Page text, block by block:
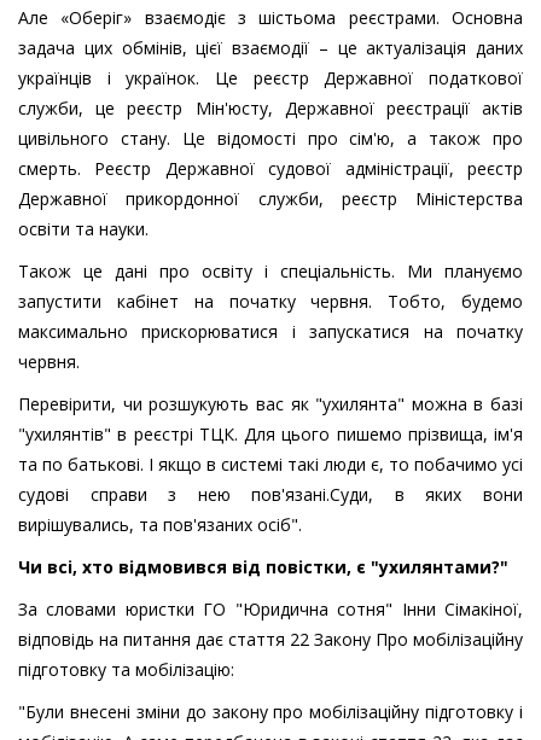
Але «Оберіг» взаємодіє з шістьома реєстрами. Основна
задача цих обмінів, цієї взаємодії – це актуалізація даних
українців і українок. Це реєстр Державної податкової
служби, це реєстр Мін'юсту, Державної реєстрації актів
цивільного стану. Це відомості про сім'ю, а також про
смерть. Реєстр Державної судової адміністрації, реєстр
Державної прикордонної служби, реєстр Міністерства
освіти та науки.
Також це дані про освіту і спеціальність. Ми плануємо
запустити кабінет на початку червня. Тобто, будемо
максимально прискорюватися і запускатися на початку
червня.
Перевірити, чи розшукують вас як "ухилянта" можна в базі
"ухилянтів" в реєстрі ТЦК. Для цього пишемо прізвища, ім'я
та по батькові. І якщо в системі такі люди є, то побачимо усі
судові справи з нею пов'язані.Суди, в яких вони
вирішувались, та пов'язаних осіб".
Чи всі, хто відмовився від повістки, є "ухилянтами?"
За словами юристки ГО "Юридична сотня" Інни Сімакіної,
відповідь на питання дає стаття 22 Закону Про мобілізаційну
підготовку та мобілізацію:
"Були внесені зміни до закону про мобілізаційну підготовку і